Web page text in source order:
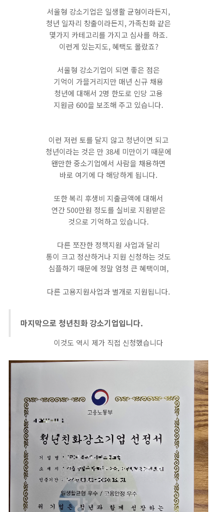
​서울형 강소기업은 일생활 균형이라든지,
청년 일자리 창출이라든지, 가족친화 같은
몇가지 카테고리를 가지고 심사를 하죠.
이런게 있는지도, 혜택도 몰랐죠?
서울형 강소기업이 되면 좋은 점은
기억이 가믈거리지만 매년 신규 채용
청년에 대해서 2명 한도로 인당 고용
지원금 600을 보조해 주고 있습니다.
이런 저런 토를 달지 않고 청년이면 되고
청년이라는 것은 만 38세 미만이기 때문에
왠만한 중소기업에서 사람을 채용하면
바로 여기에 다 해당하게 됩니다.
​또한 복리 후생비 지출금액에 대해서
연간 500만원 정도를 실비로 지원받은
것으로 기억하고 있습니다.
​다른 쪼잔한 정책지원 사업과 달리
통이 크고 정산하거나 지원 신청하는 것도
심플하기 때문에 정말 엄청 큰 혜택이며,
​다른 고용지원사업과 별개로 지원됩니다.
마지막으로 청년친화 강소기업입니다.
이것도 역시 제가 직접 신청했습니다